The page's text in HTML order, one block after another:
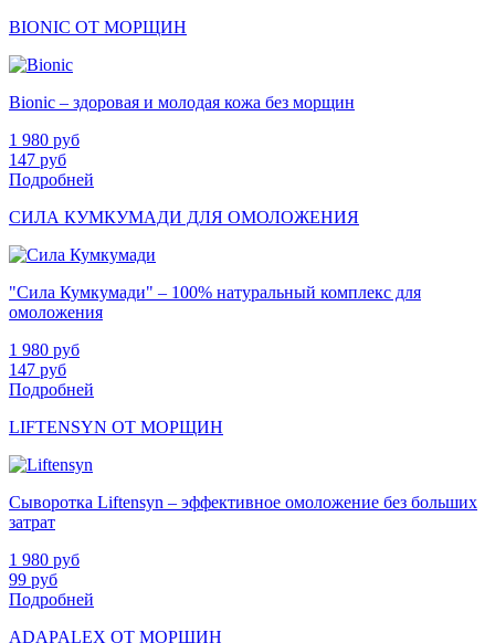
BIONIC ОТ МОРЩИН
Bionic – здоровая и молодая кожа без морщин
1 980 руб
147 руб
Подробней
СИЛА КУМКУМАДИ ДЛЯ ОМОЛОЖЕНИЯ
"Сила Кумкумади" – 100% натуральный комплекс для
омоложения
1 980 руб
147 руб
Подробней
LIFTENSYN ОТ МОРЩИН
Сыворотка Liftensyn – эффективное омоложение без больших
затрат
1 980 руб
99 руб
Подробней
ADAPALEX ОТ МОРЩИН